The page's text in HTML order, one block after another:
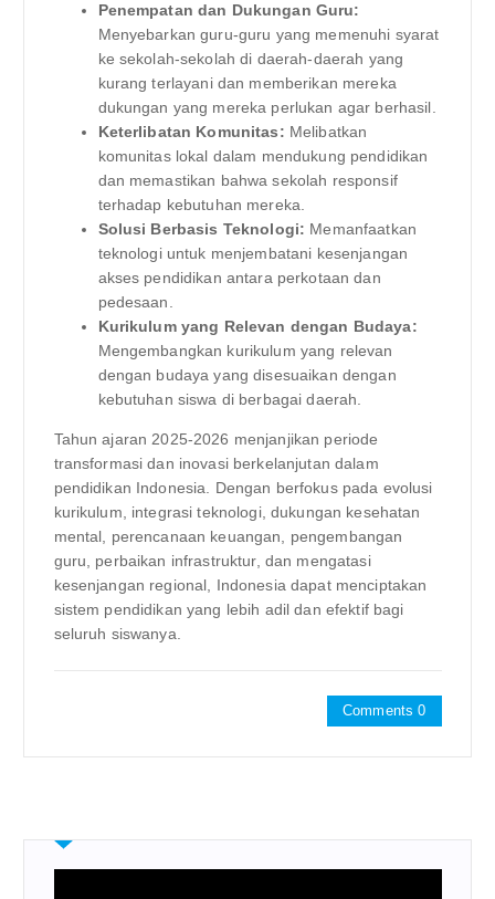
Penempatan dan Dukungan Guru:
Menyebarkan guru-guru yang memenuhi syarat
ke sekolah-sekolah di daerah-daerah yang
kurang terlayani dan memberikan mereka
dukungan yang mereka perlukan agar berhasil.
Keterlibatan Komunitas: Melibatkan
komunitas lokal dalam mendukung pendidikan
dan memastikan bahwa sekolah responsif
terhadap kebutuhan mereka.
Solusi Berbasis Teknologi: Memanfaatkan
teknologi untuk menjembatani kesenjangan
akses pendidikan antara perkotaan dan
pedesaan.
Kurikulum yang Relevan dengan Budaya:
Mengembangkan kurikulum yang relevan
dengan budaya yang disesuaikan dengan
kebutuhan siswa di berbagai daerah.
Tahun ajaran 2025-2026 menjanjikan periode
transformasi dan inovasi berkelanjutan dalam
pendidikan Indonesia. Dengan berfokus pada evolusi
kurikulum, integrasi teknologi, dukungan kesehatan
mental, perencanaan keuangan, pengembangan
guru, perbaikan infrastruktur, dan mengatasi
kesenjangan regional, Indonesia dapat menciptakan
sistem pendidikan yang lebih adil dan efektif bagi
seluruh siswanya.
Comments 0